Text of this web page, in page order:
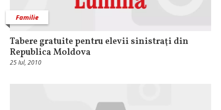
Familie
Tabere gratuite pentru elevii sinistraţi din
Republica Moldova
25 Iul, 2010